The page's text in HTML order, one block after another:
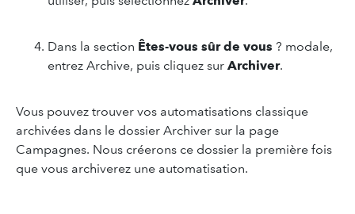
Dans la section Êtes-vous sûr de vous ? modale,
entrez Archive, puis cliquez sur Archiver.
Vous pouvez trouver vos automatisations classique
archivées dans le dossier Archiver sur la page
Campagnes. Nous créerons ce dossier la première fois
que vous archiverez une automatisation.